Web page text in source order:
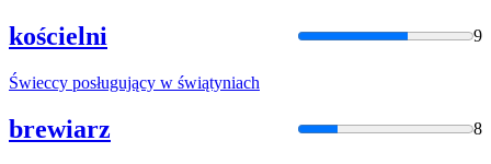
kościelni 9
Świeccy posługujący w świątyniach
brewiarz 8